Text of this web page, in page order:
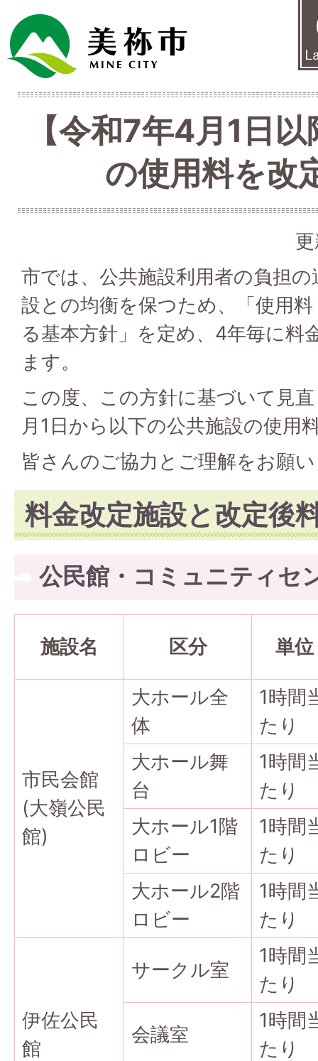
【令和7年4月1日
の使用料を改
市では、公共施設利用者の負担
設との均衡を保つため、「使用
る基本方針」を定め、4年毎に料
ます。
この度、この方針に基づいて見
月1日から以下の公共施設の使用
皆さんのご協力とご理解をお願
料金改定施設と改定後
公民館・コミュニティセ
施設名 区分 単位
市民会館
(大嶺公民
館)
大ホール全
体
1時間
たり
大ホール舞
台
1時間
たり
大ホール1階
ロビー
1時間
たり
大ホール2階
ロビー
1時間
たり
伊佐公民
館
サークル室
1時間
たり
会議室
1時間
たり